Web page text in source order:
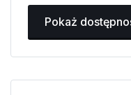
Pokaż